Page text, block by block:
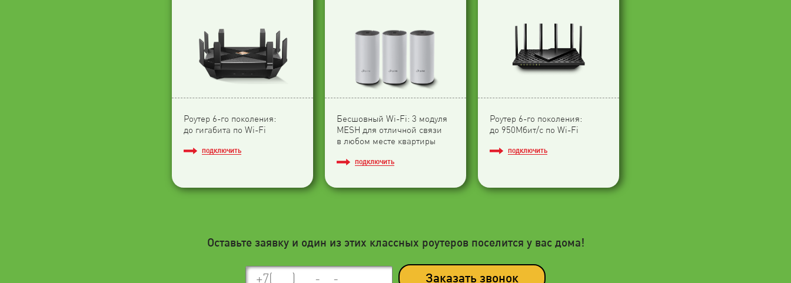
Роутер 6-го поколения:
до гигабита по Wi-Fi
ПОДКЛЮЧИТЬ
Бесшовный Wi-Fi: 3 модуля
МESH для отличной связи
в любом месте квартиры
ПОДКЛЮЧИТЬ
Роутер 6-го поколения:
до 950Мбит/с по Wi-Fi
ПОДКЛЮЧИТЬ
Оставьте заявку и один из этих классных роутеров поселится у вас дома!
Заказать звонок